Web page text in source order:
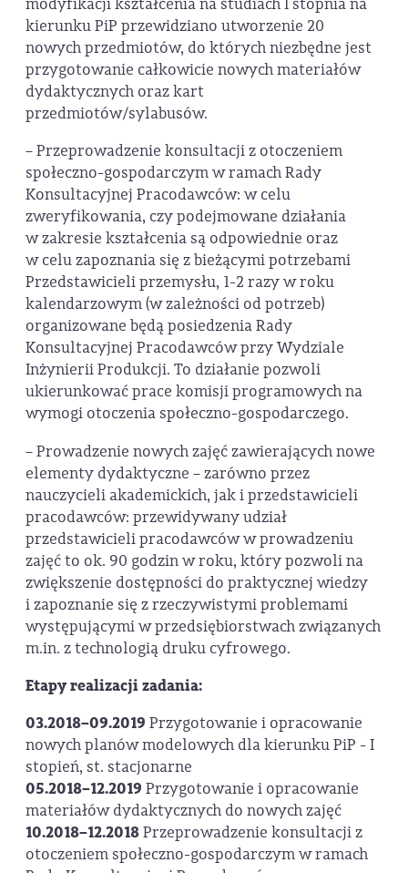
kierunku PiP przewidziano utworzenie 20
nowych przedmiotów, do których niezbędne jest
przygotowanie całkowicie nowych materiałów
dydaktycznych oraz kart
przedmiotów/sylabusów.
– Przeprowadzenie konsultacji z otoczeniem
społeczno-gospodarczym w ramach Rady
Konsultacyjnej Pracodawców: w celu
zweryfikowania, czy podejmowane działania
w zakresie kształcenia są odpowiednie oraz
w celu zapoznania się z bieżącymi potrzebami
Przedstawicieli przemysłu, 1-2 razy w roku
kalendarzowym (w zależności od potrzeb)
organizowane będą posiedzenia Rady
Konsultacyjnej Pracodawców przy Wydziale
Inżynierii Produkcji. To działanie pozwoli
ukierunkować prace komisji programowych na
wymogi otoczenia społeczno-gospodarczego.
– Prowadzenie nowych zajęć zawierających nowe
elementy dydaktyczne – zarówno przez
nauczycieli akademickich, jak i przedstawicieli
pracodawców: przewidywany udział
przedstawicieli pracodawców w prowadzeniu
zajęć to ok. 90 godzin w roku, który pozwoli na
zwiększenie dostępności do praktycznej wiedzy
i zapoznanie się z rzeczywistymi problemami
występującymi w przedsiębiorstwach związanych
m.in. z technologią druku cyfrowego.
Etapy realizacji zadania:
03.2018–09.2019 Przygotowanie i opracowanie
nowych planów modelowych dla kierunku PiP - I
stopień, st. stacjonarne
05.2018–12.2019 Przygotowanie i opracowanie
materiałów dydaktycznych do nowych zajęć
10.2018–12.2018Przeprowadzenie konsultacji z
otoczeniem społeczno-gospodarczym w ramach